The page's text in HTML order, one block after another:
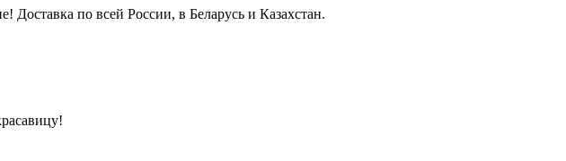
Доставка по всей России, в Беларусь и Казахстан.